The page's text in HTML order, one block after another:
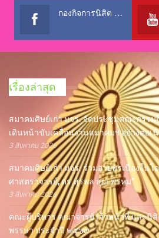
กองกิจการนิสิต สำนักงานอธิการบดี
เรื่องล่าสุด
สมาคมศิษย์เก่า มจร. จัดประชุมคณะกรร
เดินหน้าขับเคลื่อนงานสมาคมฯ อย่างต่อเ
3 สิงหาคม 2026
สมาคมศิษย์เก่า มจร. ร่วมอวยพรเนื่องในโ
ศาสตราจารย์, ดร.สุรพล สุยะพรหม”
3 สิงหาคม 2026
คณะผู้บริหาร คณาจารย์ เจ้าหน้าที่ และนิ
พรรษา ประจำปี ๒๕๖๙